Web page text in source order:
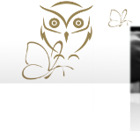
Passer
contenu